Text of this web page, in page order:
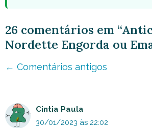
26 comentários em
Nordette Engorda ou
Navegação
comentário
← Comentários antigos
Cintia Paula
30/01/2023 às 22:02